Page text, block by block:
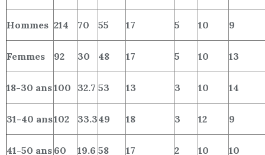
Hommes 214 70 55 17 5 10 9
Femmes 92 30 48 17 5 10 13
18-30 ans100 32.7 53 13 3 10 14
31-40 ans102 33.349 18 3 12 9
41-50 ans 60 19.6 58 17 2 10 10